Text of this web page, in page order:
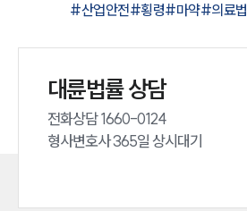
#산업안전#횡령#마약#의료법
대륜법률 상담
전화상담 1660-0124
형사변호사 365일 상시대기